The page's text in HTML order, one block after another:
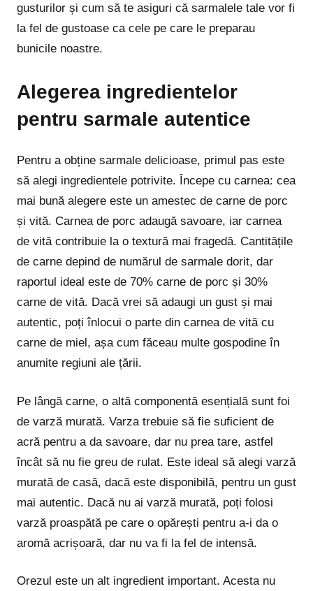
gusturilor și cum să te asiguri că sarmalele tale vor fi
la fel de gustoase ca cele pe care le preparau
bunicile noastre.
Alegerea ingredientelor
pentru sarmale autentice
Pentru a obține sarmale delicioase, primul pas este
să alegi ingredientele potrivite. Începe cu carnea: cea
mai bună alegere este un amestec de carne de porc
și vită. Carnea de porc adaugă savoare, iar carnea
de vită contribuie la o textură mai fragedă. Cantitățile
de carne depind de numărul de sarmale dorit, dar
raportul ideal este de 70% carne de porc și 30%
carne de vită. Dacă vrei să adaugi un gust și mai
autentic, poți înlocui o parte din carnea de vită cu
carne de miel, așa cum făceau multe gospodine în
anumite regiuni ale țării.
Pe lângă carne, o altă componentă esențială sunt foi
de varză murată. Varza trebuie să fie suficient de
acră pentru a da savoare, dar nu prea tare, astfel
încât să nu fie greu de rulat. Este ideal să alegi varză
murată de casă, dacă este disponibilă, pentru un gust
mai autentic. Dacă nu ai varză murată, poți folosi
varză proaspătă pe care o opărești pentru a-i da o
aromă acrișoară, dar nu va fi la fel de intensă.
Orezul este un alt ingredient important. Acesta nu